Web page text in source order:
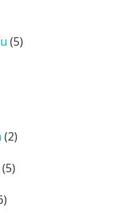
55
22
phẩm
55
6